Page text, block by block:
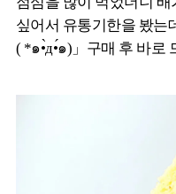
싶어서 유통기한을 봤는
( *๑•̀д•́๑)」구매 후 바로